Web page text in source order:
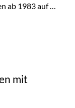
ab 1983 auf …
von
mit